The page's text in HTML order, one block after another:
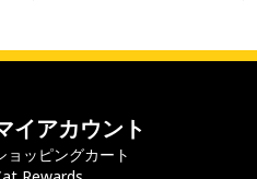
イアカウント
ョッピングカート